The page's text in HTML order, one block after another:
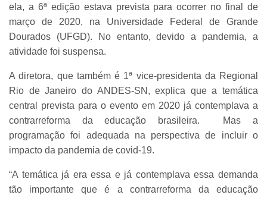
ela, a 6ª edição estava prevista para ocorrer no final de
março de 2020, na Universidade Federal de Grande
Dourados (UFGD). No entanto, devido a pandemia, a
atividade foi suspensa.
A diretora, que também é 1ª vice-presidenta da Regional
Rio de Janeiro do ANDES-SN, explica que a temática
central prevista para o evento em 2020 já contemplava a
contrarreforma da educação brasileira. Mas a
programação foi adequada na perspectiva de incluir o
impacto da pandemia de covid-19.
“A temática já era essa e já contemplava essa demanda
tão importante que é a contrarreforma da educação